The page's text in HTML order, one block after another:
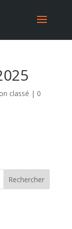
classé | 0